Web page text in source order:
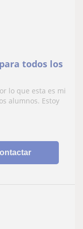
todos los
lo que esta es mi
alumnos. Estoy